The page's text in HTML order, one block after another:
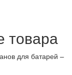
товара
для батарей –